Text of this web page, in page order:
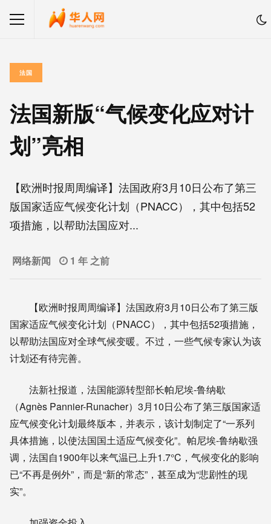
法国
法国新版“气候变化应对计
划”亮相
【欧洲时报周周编译】法国政府3月10日公布了第三
版国家适应气候变化计划（PNACC），其中包括52
项措施，以帮助法国应对...
网络新闻 1 年 之前
【欧洲时报周周编译】法国政府3月10日公布了第三版
国家适应气候变化计划（PNACC），其中包括52项措施，
以帮助法国应对全球气候变暖。不过，一些气候专家认为该
计划还有待完善。
法新社报道，法国能源转型部长帕尼埃-鲁纳歇
（Agnès Pannier-Runacher）3月10日公布了第三版国家适
应气候变化计划最终版本，并表示，该计划制定了“一系列
具体措施，以使法国国土适应气候变化”。帕尼埃-鲁纳歇强
调，法国自1900年以来气温已上升1.7°C，气候变化的影响
已“不再是例外”，而是“新的常态”，甚至成为“悲剧性的现
实”。